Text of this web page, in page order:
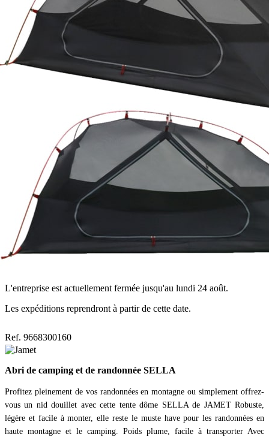
L'entreprise est actuellement fermée jusqu'au lundi 24 août.
Les expéditions reprendront à partir de cette date.
Ref. 9668300160
Abri de camping et de randonnée SELLA
Profitez pleinement de vos randonnées en montagne ou simplement offrez-
vous un nid douillet avec cette tente dôme SELLA de JAMET Robuste,
légère et facile à monter, elle reste le muste have pour les randonnées en
haute montagne et le camping. Poids plume, facile à transporter Avec